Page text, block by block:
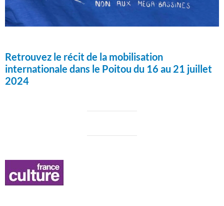
Retrouvez le récit de la mobilisation
internationale dans le Poitou du 16 au 21 juillet
2024